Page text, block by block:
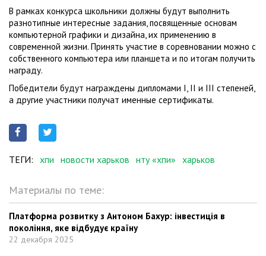
В рамках конкурса школьники должны будут выполнить
разнотипные интересные задания, посвященные основам
компьютерной графики и дизайна, их применению в
современной жизни. Принять участие в соревновании можно с
собственного компьютера или планшета и по итогам получить
награду.
Победители будут награждены дипломами I, II и III степеней,
а другие участники получат именные сертификаты.
ТЕГИ: хпи новости харьков нту «хпи» харьков
Материалы по теме:
Платформа розвитку з Антоном Бахур: інвестиція в
покоління, яке відбудує країну
22 декабря 2025